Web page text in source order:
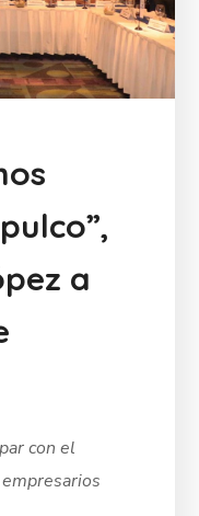
a
con el